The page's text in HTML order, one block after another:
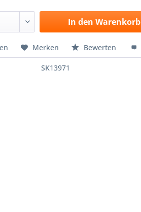
In den Warenkorb
Merken Bewerten
SK13971